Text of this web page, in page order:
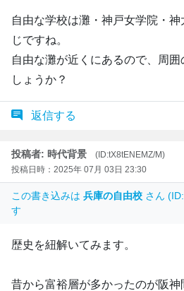
自由な学校は灘・神戸女学院・
じですね。
自由な灘が近くにあるので、周
しょうか？
返信する
投稿者: 時代背景
(ID:tX8tENEMZ/M)
投稿日時：2025年 07月 03日 23:30
この書き込みは 兵庫の自由校 さん
す
歴史を紐解いてみます。
昔から富裕層が多かったのが阪